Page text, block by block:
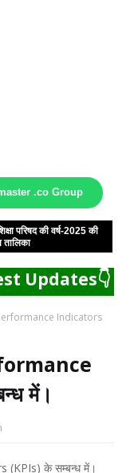
.co Group
परिषद की वर्ष-2025 की
Updates👇
Indicators
में।
(KPIs) के सम्बन्ध में।